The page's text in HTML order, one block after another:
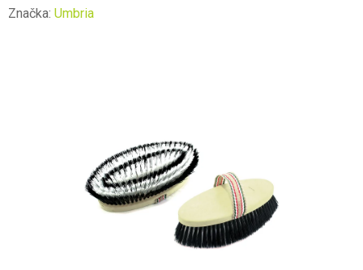
hodnocení
Značka: Umbria